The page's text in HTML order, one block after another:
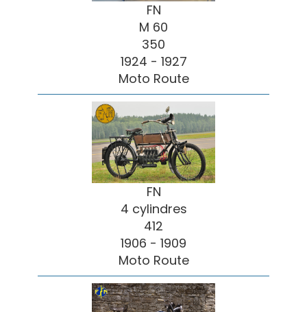
FN
M 60
350
1924 - 1927
Moto Route
FN
4 cylindres
412
1906 - 1909
Moto Route